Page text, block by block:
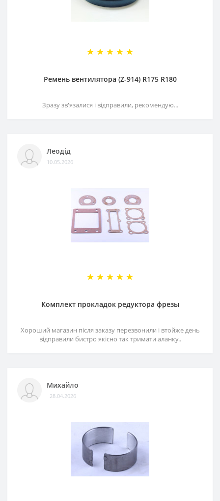
Ремень вентилятора (Z-914) R175 R180
Зразу зв'язалися і відправили, рекомендую...
Леодід
10.05.2026
Комплект прокладок редуктора фрезы
Хороший магазин після заказу перезвонили і втойже день
відправили бистро якісно так тримати аланку..
Михайло
28.04.2026